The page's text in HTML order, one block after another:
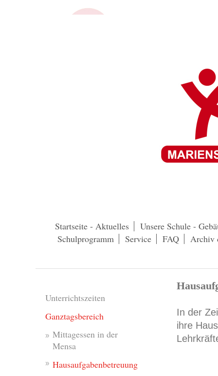
Startseite - Aktuelles
Unsere Schule -
Schulprogramm
Service FAQ Archiv
In der
ihre
Unterrichtszeiten
Ganztagsbereich
Mittagessen in der
Mensa
Hausaufgabenbetreuung